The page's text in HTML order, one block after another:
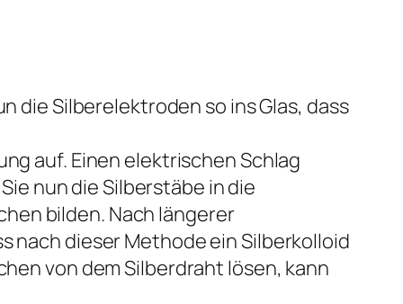
die Silberelektroden so ins Glas, dass
auf. Einen elektrischen Schlag
nun die Silberstäbe in die
bilden. Nach längerer
nach dieser Methode ein Silberkolloid
von dem Silberdraht lösen, kann